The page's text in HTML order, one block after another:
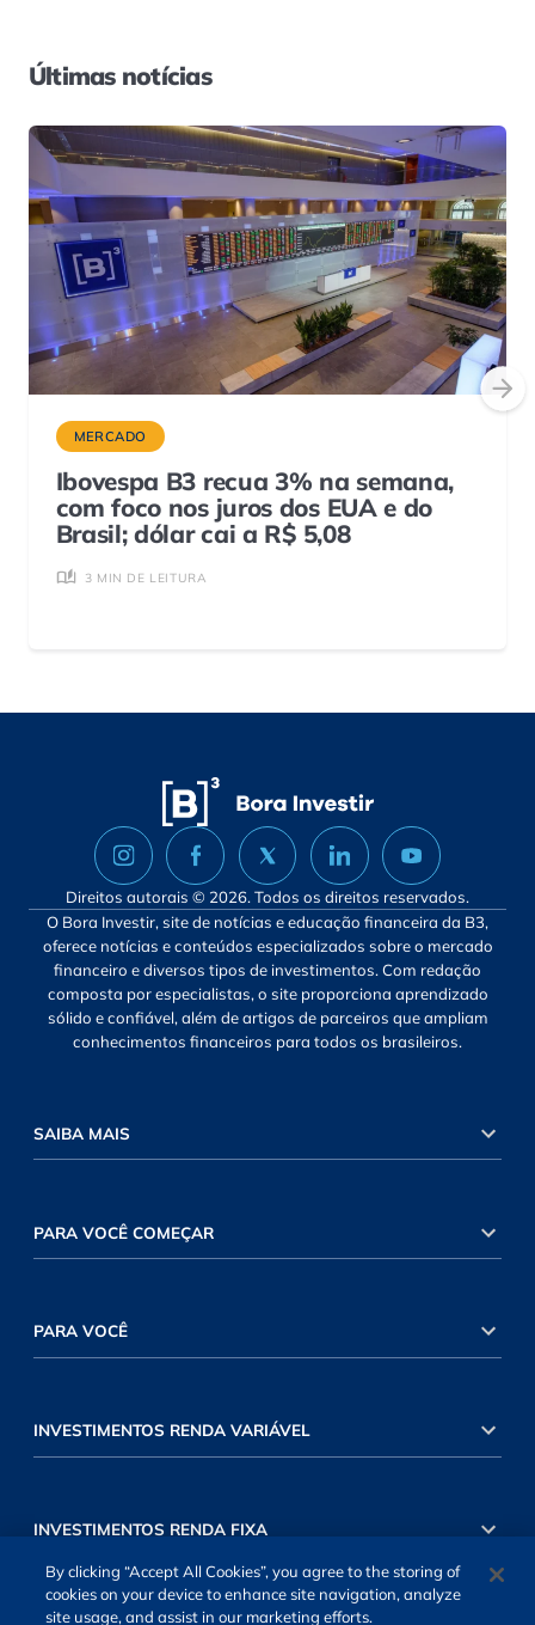
Últimas notícias
MERCADO
Ibovespa B3 recua 3% na semana,
com foco nos juros dos EUA e do
Brasil; dólar cai a R$ 5,08
3 MIN DE LEITURA
Direitos autorais © 2026. Todos os direitos reservados.
O Bora Investir, site de notícias e educação financeira da B3,
oferece notícias e conteúdos especializados sobre o mercado
financeiro e diversos tipos de investimentos. Com redação
composta por especialistas, o site proporciona aprendizado
sólido e confiável, além de artigos de parceiros que ampliam
conhecimentos financeiros para todos os brasileiros.
SAIBA MAIS
PARA VOCÊ COMEÇAR
PARA VOCÊ
INVESTIMENTOS RENDA VARIÁVEL
INVESTIMENTOS RENDA FIXA
By clicking “Accept All Cookies”, you agree to the storing of
cookies on your device to enhance site navigation, analyze
site usage, and assist in our marketing efforts.